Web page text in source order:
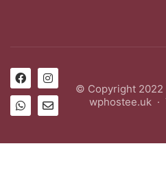
© Copyright 2022
wphostee.uk ·